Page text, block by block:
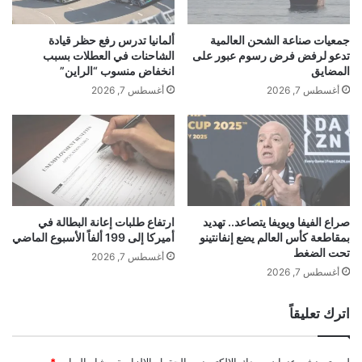
ش
ص
ي
ا
ف
ي
ك
أ
ل
ع
ا
ل
ق
ط
ر
2
و
ت
ي
ة
ق
ف
ز
ة
ي
ا
ل
ق
ر
ض
جمعيات صناعة الشحن العالمية
تدعو لرفض فرض رسوم عبور على
المضايق
أغسطس 7, 2026
ألمانيا تدرس رفع حظر قيادة
الشاحنات في العطلات بسبب
انخفاض منسوب “الراين”
أغسطس 7, 2026
صراع الفيفا ويويفا يتصاعد.. تهديد
بمقاطعة كأس العالم يضع إنفانتينو
تحت الضغط
أغسطس 7, 2026
ارتفاع طلبات إعانة البطالة في
أميركا إلى 199 ألفاً الأسبوع الماضي
أغسطس 7, 2026
اترك تعليقاً